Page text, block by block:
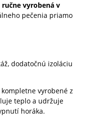
ručne vyrobená v
pečenia priamo
dodatočnú izoláciu
vyrobené z
teplo a udržuje
horáka.